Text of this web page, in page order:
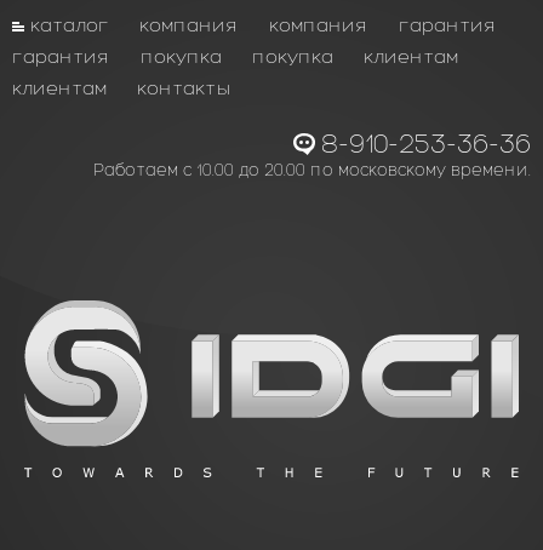
каталог компания компания
гарантия
гарантия
покупка покупка
клиентам
клиентам
контакты
8-910-253-36-36
Работаем с 10.00 до 20.00 по московскому времени.